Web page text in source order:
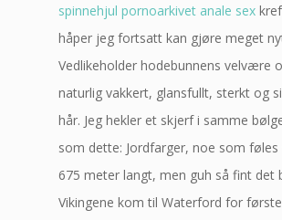
spinnehjul pornoarkivet anale sex
håper jeg fortsatt kan gjøre meget
Vedlikeholder hodebunnens velvære
naturlig vakkert, glansfullt, sterkt og
hår. Jeg hekler et skjerf i samme
som dette: Jordfarger, noe som føles
675 meter langt, men guh så fint det
Vikingene kom til Waterford for